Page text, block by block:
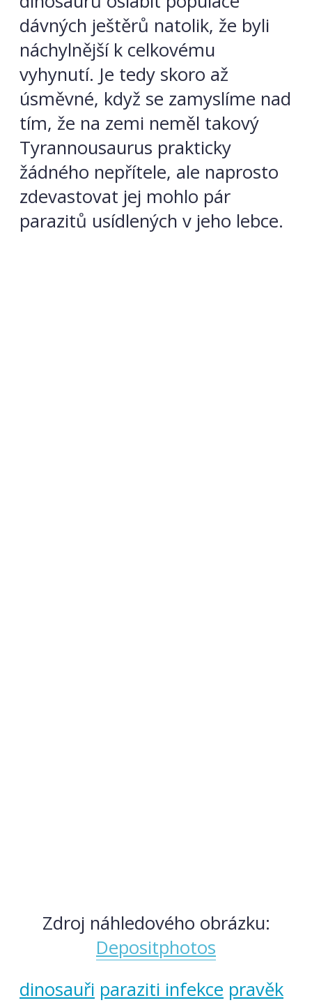
dávných ještěrů natolik, že byli
náchylnější k celkovému
vyhynutí. Je tedy skoro až
úsměvné, když se zamyslíme nad
tím, že na zemi neměl takový
Tyrannousaurus prakticky
žádného nepřítele, ale naprosto
zdevastovat jej mohlo pár
parazitů usídlených v jeho lebce.
Zdroj náhledového obrázku:
Depositphotos
dinosauři paraziti infekce pravěk